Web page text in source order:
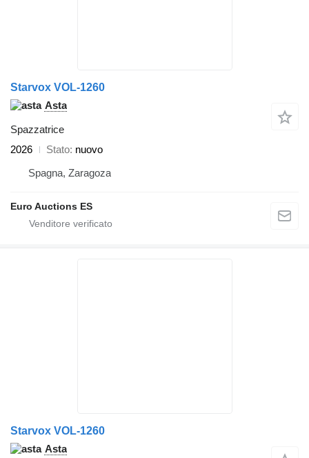
Starvox VOL-1260
Asta
Spazzatrice
2026
Stato nuovo
Spagna, Zaragoza
Euro Auctions ES
Starvox VOL-1260
Asta